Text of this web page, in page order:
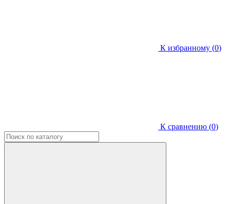
К избранному (0)
К сравнению (0)